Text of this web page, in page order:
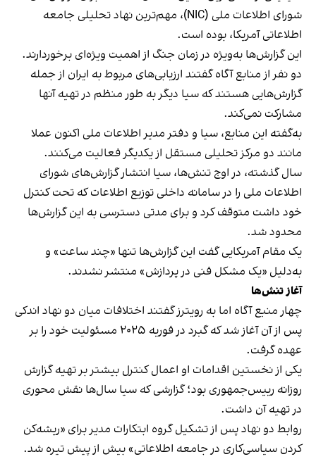
شورای اطلاعات ملی (NIC)، مهم‌ترین نهاد تحلیلی جامعه
اطلاعاتی آمریکا، بوده است.
این گزارش‌ها به‌ویژه در زمان جنگ از اهمیت ویژه‌ای برخوردارند.
دو نفر از منابع آگاه گفتند ارزیابی‌های مربوط به ایران از جمله
گزارش‌هایی هستند که سیا دیگر به طور منظم در تهیه آنها
مشارکت نمی‌کند.
به‌گفته این منابع، سیا و دفتر مدیر اطلاعات ملی اکنون عملا
مانند دو مرکز تحلیلی مستقل از یکدیگر فعالیت می‌کنند.
سال گذشته، در اوج تنش‌ها، سیا انتشار گزارش‌های شورای
اطلاعات ملی را در سامانه داخلی توزیع اطلاعات که تحت کنترل
خود داشت متوقف کرد و برای مدتی دسترسی به این گزارش‌ها
محدود شد.
یک مقام آمریکایی گفت این گزارش‌ها تنها «چند ساعت» و
به‌دلیل «یک مشکل فنی در پردازش» منتشر نشدند.
آغاز تنش‌ها
چهار منبع آگاه اما به رویترز گفتند اختلافات میان دو نهاد اندکی
پس از آن آغاز شد که گبرد در فوریه ۲۰۲۵ مسئولیت خود را بر
عهده گرفت.
یکی از نخستین اقدامات او اعمال کنترل بیشتر بر تهیه گزارش
روزانه رییس‌جمهوری بود؛ گزارشی که سیا سال‌ها نقش محوری
در تهیه آن داشت.
روابط دو نهاد پس از تشکیل گروه ابتکارات مدیر برای «ریشه‌کن
کردن سیاسی‌کاری در جامعه اطلاعاتی» بیش از پیش تیره شد.